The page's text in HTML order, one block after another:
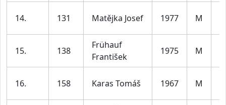
14. 131 Matějka Josef 1977 M
15. 138
Frühauf
František
1975 M
16. 158 Karas Tomáš 1967 M